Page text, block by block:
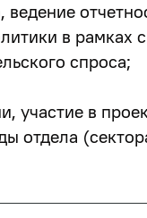
ведение
в рамках
спроса;
участие в
отдела